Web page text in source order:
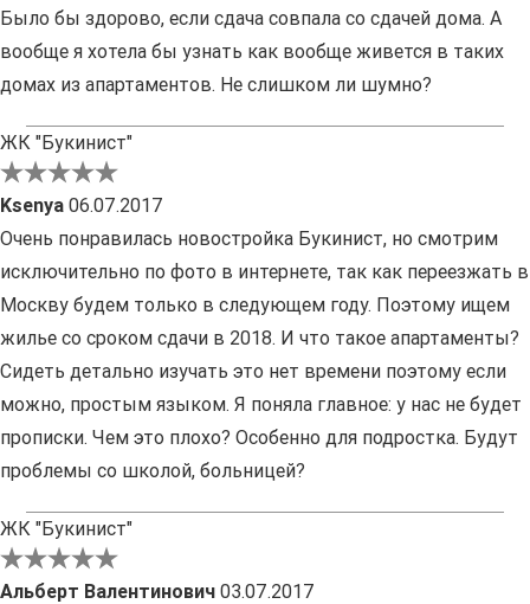
Было бы здорово, если сдача совпала со сдачей дома. А
вообще я хотела бы узнать как вообще живется в таких
домах из апартаментов. Не слишком ли шумно?
ЖК "Букинист"
Ksenya 06.07.2017
Очень понравилась новостройка Букинист, но смотрим
исключительно по фото в интернете, так как переезжать в
Москву будем только в следующем году. Поэтому ищем
жилье со сроком сдачи в 2018. И что такое апартаменты?
Сидеть детально изучать это нет времени поэтому если
можно, простым языком. Я поняла главное: у нас не будет
прописки. Чем это плохо? Особенно для подростка. Будут
проблемы со школой, больницей?
ЖК "Букинист"
Альберт Валентинович 03.07.2017